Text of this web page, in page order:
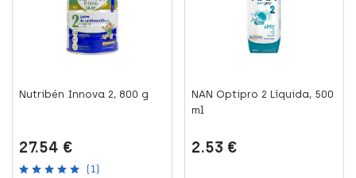
Nutribén Innova 2, 800 g
27.54 €
(1)
NAN Optipro 2 Líquida, 500
ml
2.53 €